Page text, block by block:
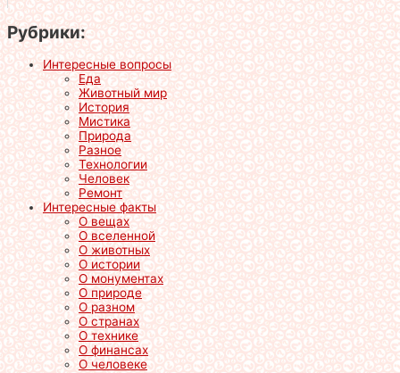
Рубрики:
Интересные вопросы
Еда
Животный мир
История
Мистика
Природа
Разное
Технологии
Человек
Ремонт
Интересные факты
О вещах
О вселенной
О животных
О истории
О монументах
О природе
О разном
О странах
О технике
О финансах
О человеке